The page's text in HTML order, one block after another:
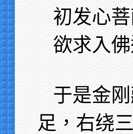
初发心
欲求入
于是金
足，右绕